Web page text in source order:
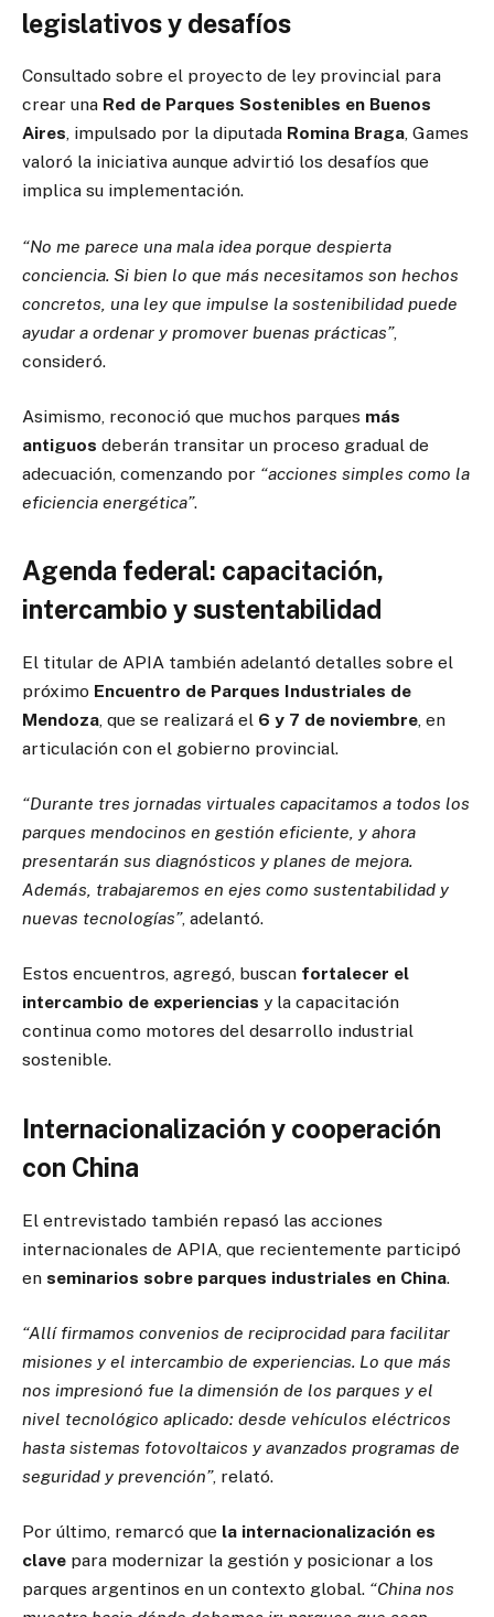
legislativos y desafíos
Consultado sobre el proyecto de ley provincial para
crear una Red de Parques Sostenibles en Buenos
Aires, impulsado por la diputada Romina Braga, Games
valoró la iniciativa aunque advirtió los desafíos que
implica su implementación.
“No me parece una mala idea porque despierta
conciencia. Si bien lo que más necesitamos son hechos
concretos, una ley que impulse la sostenibilidad puede
ayudar a ordenar y promover buenas prácticas”,
consideró.
Asimismo, reconoció que muchos parques más
antiguos deberán transitar un proceso gradual de
adecuación, comenzando por “acciones simples como la
eficiencia energética”.
Agenda federal: capacitación,
intercambio y sustentabilidad
El titular de APIA también adelantó detalles sobre el
próximo Encuentro de Parques Industriales de
Mendoza, que se realizará el 6 y 7 de noviembre, en
articulación con el gobierno provincial.
“Durante tres jornadas virtuales capacitamos a todos los
parques mendocinos en gestión eficiente, y ahora
presentarán sus diagnósticos y planes de mejora.
Además, trabajaremos en ejes como sustentabilidad y
nuevas tecnologías”, adelantó.
Estos encuentros, agregó, buscan fortalecer el
intercambio de experiencias y la capacitación
continua como motores del desarrollo industrial
sostenible.
Internacionalización y cooperación
con China
El entrevistado también repasó las acciones
internacionales de APIA, que recientemente participó
en seminarios sobre parques industriales en China.
“Allí firmamos convenios de reciprocidad para facilitar
misiones y el intercambio de experiencias. Lo que más
nos impresionó fue la dimensión de los parques y el
nivel tecnológico aplicado: desde vehículos eléctricos
hasta sistemas fotovoltaicos y avanzados programas de
seguridad y prevención”, relató.
Por último, remarcó que la internacionalización es
clave para modernizar la gestión y posicionar a los
parques argentinos en un contexto global. “China nos